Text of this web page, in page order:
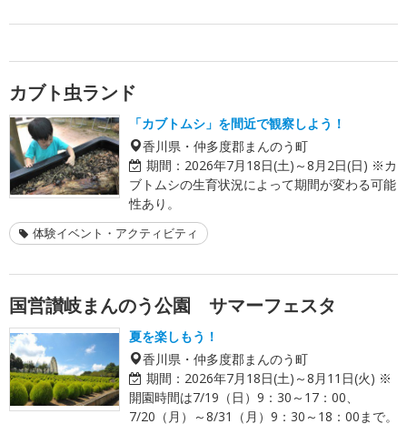
カブト虫ランド
「カブトムシ」を間近で観察しよう！
香川県・仲多度郡まんのう町
期間： 2026年7月18日(土)～8月2日(日) ※カ
ブトムシの生育状況によって期間が変わる可能
性あり。
体験イベント・アクティビティ
国営讃岐まんのう公園 サマーフェスタ
夏を楽しもう！
香川県・仲多度郡まんのう町
期間： 2026年7月18日(土)～8月11日(火) ※
開園時間は7/19（日）9：30～17：00、
7/20（月）～8/31（月）9：30～18：00まで。